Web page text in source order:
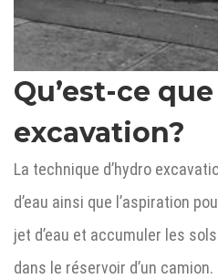
Qu’est-ce
excavation?
La technique d’hydro
d’eau ainsi que l’aspiration
jet d’eau et accumuler les
dans le réservoir d’un camion.